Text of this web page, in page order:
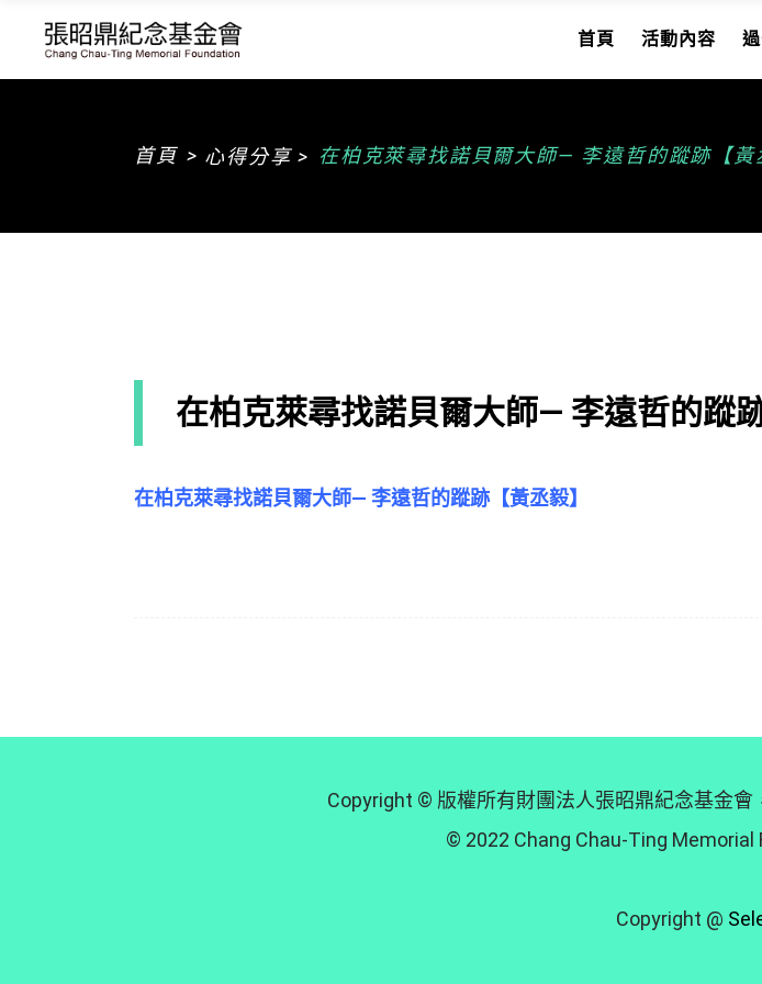
首頁 活動內容
首頁 > 心得分享 > 在柏克萊尋找諾貝爾大師— 李遠哲的蹤跡【黃
在柏克萊尋找諾貝爾大師— 李遠哲的蹤
在柏克萊尋找諾貝爾大師— 李遠哲的蹤跡【黃丞毅】
Copyright © 版權所有財團法人張昭鼎紀念基金
© 2022 Chang Chau-Ting
Copyright @